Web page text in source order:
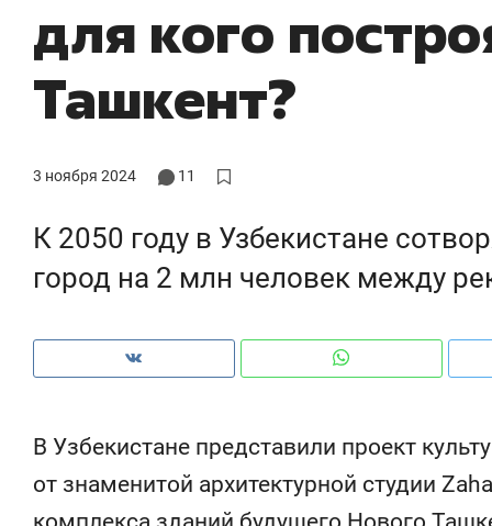
для кого
Ташкент?
3 ноября 2024 11
К 2050 году в Узбекистане
город на 2 млн человек между
В Узбекистане представили проект
от знаменитой архитектурной студии